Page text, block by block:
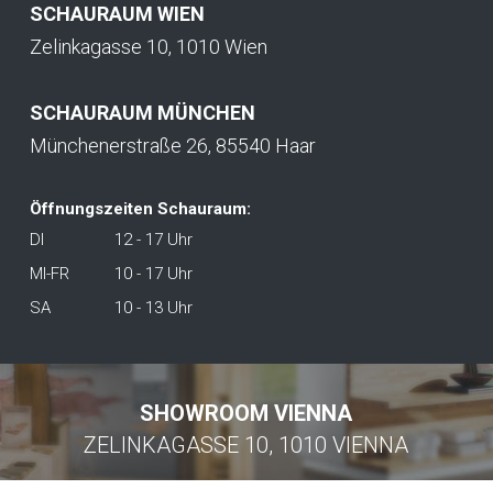
SCHAURAUM WIEN
Zelinkagasse 10, 1010 Wien
SCHAURAUM MÜNCHEN
Münchenerstraße 26, 85540 Haar
Öffnungszeiten Schauraum:
DI
12 - 17 Uhr
MI-FR
10 - 17 Uhr
SA
10 - 13 Uhr
SHOWROOM VIENNA
ZELINKAGASSE 10, 1010 VIENNA